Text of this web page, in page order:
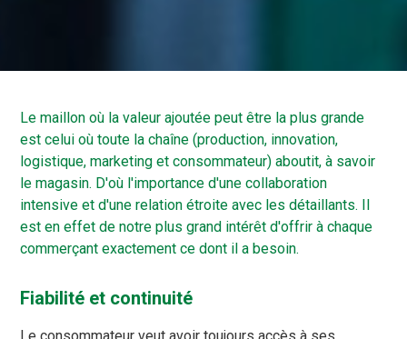
Le maillon où la valeur ajoutée peut être la plus grande
est celui où toute la chaîne (production, innovation,
logistique, marketing et consommateur) aboutit, à savoir
le magasin. D'où l'importance d'une collaboration
intensive et d'une relation étroite avec les détaillants. Il
est en effet de notre plus grand intérêt d'offrir à chaque
commerçant exactement ce dont il a besoin.
Fiabilité et continuité